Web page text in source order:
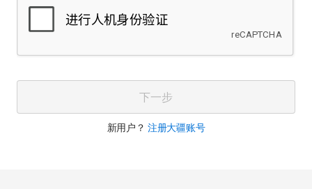
下一步
新用户？注册大疆账号